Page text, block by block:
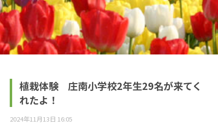
植栽体験 庄南小学校2年生29名が来てく
れたよ！
2024年11月13日 16:05